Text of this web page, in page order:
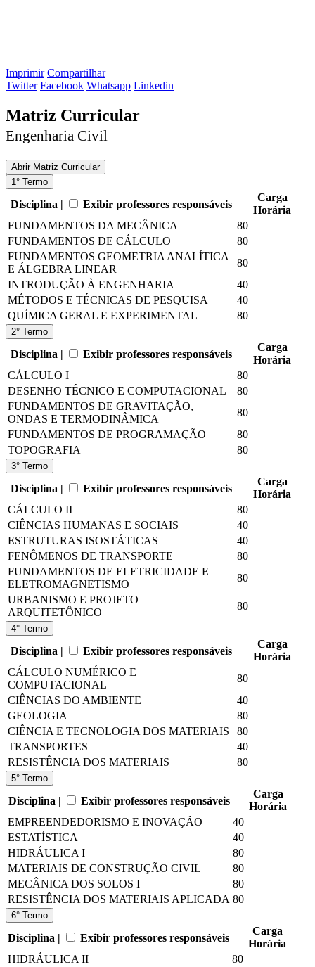
Imprimir Compartilhar
Twitter Facebook Whatsapp Linkedin
Matriz Curricular
Engenharia Civil
AbrirMatriz Curricular
1° Termo
Disciplina | Exibir professores responsáveis
Carga
Horária
FUNDAMENTOS DA MECÂNICA
80
FUNDAMENTOS DE CÁLCULO
80
FUNDAMENTOS GEOMETRIA ANALÍTICA
E ÁLGEBRA LINEAR
80
INTRODUÇÃO À ENGENHARIA
40
MÉTODOS E TÉCNICAS DE PESQUISA
40
QUÍMICA GERAL E EXPERIMENTAL
80
2° Termo
Disciplina | Exibir professores responsáveis
Carga
Horária
CÁLCULO I
80
DESENHO TÉCNICO E COMPUTACIONAL
80
FUNDAMENTOS DE GRAVITAÇÃO,
ONDAS E TERMODINÂMICA
80
FUNDAMENTOS DE PROGRAMAÇÃO
80
TOPOGRAFIA
80
3° Termo
Disciplina | Exibir professores responsáveis
Carga
Horária
CÁLCULO II
80
CIÊNCIAS HUMANAS E SOCIAIS
40
ESTRUTURAS ISOSTÁTICAS
40
FENÔMENOS DE TRANSPORTE
80
FUNDAMENTOS DE ELETRICIDADE E
ELETROMAGNETISMO
80
URBANISMO E PROJETO
ARQUITETÔNICO
80
4° Termo
Disciplina | Exibir professores responsáveis
Carga
Horária
CÁLCULO NUMÉRICO E
COMPUTACIONAL
80
CIÊNCIAS DO AMBIENTE
40
GEOLOGIA
80
CIÊNCIA E TECNOLOGIA DOS MATERIAIS
80
TRANSPORTES
40
RESISTÊNCIA DOS MATERIAIS
80
5° Termo
Disciplina | Exibir professores responsáveis
Carga
Horária
EMPREENDEDORISMO E INOVAÇÃO
40
ESTATÍSTICA
40
HIDRÁULICA I
80
MATERIAIS DE CONSTRUÇÃO CIVIL
80
MECÂNICA DOS SOLOS I
80
RESISTÊNCIA DOS MATERIAIS APLICADA 80
6° Termo
Disciplina | Exibir professores responsáveis
Carga
Horária
HIDRÁULICA II
80